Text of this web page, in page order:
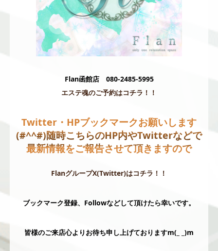
Flan函館店 080-2485-5995
エステ魂のご予約はコチラ！！
Twitter・HPブックマークお願いします
(#^^#)随時こちらのHP内やTwitterなどで
最新情報をご報告させて頂きますので
FlanグループX(Twitter)はコチラ！！
ブックマーク登録、Followなどして頂けたら幸いです。
皆様のご来店心よりお待ち申し上げておりますm(_ _)m